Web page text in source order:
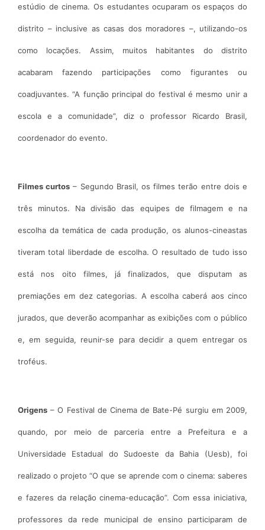
estúdio de cinema. Os estudantes ocuparam os espaços do
distrito – inclusive as casas dos moradores –, utilizando-os
como locações. Assim, muitos habitantes do distrito
acabaram fazendo participações como figurantes ou
coadjuvantes. “A função principal do festival é mesmo unir a
escola e a comunidade”, diz o professor Ricardo Brasil,
coordenador do evento.
Filmes curtos – Segundo Brasil, os filmes terão entre dois e
três minutos. Na divisão das equipes de filmagem e na
escolha da temática de cada produção, os alunos-cineastas
tiveram total liberdade de escolha. O resultado de tudo isso
está nos oito filmes, já finalizados, que disputam as
premiações em dez categorias. A escolha caberá aos cinco
jurados, que deverão acompanhar as exibições com o público
e, em seguida, reunir-se para decidir a quem entregar os
troféus.
Origens – O Festival de Cinema de Bate-Pé surgiu em 2009,
quando, por meio de parceria entre a Prefeitura e a
Universidade Estadual do Sudoeste da Bahia (Uesb), foi
realizado o projeto “O que se aprende com o cinema: saberes
e fazeres da relação cinema-educação”. Com essa iniciativa,
professores da rede municipal de ensino participaram de